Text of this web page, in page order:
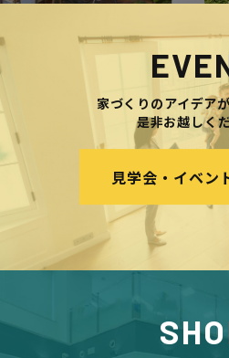
家づくりのアイデア
是非お越しく
見学会・イベン